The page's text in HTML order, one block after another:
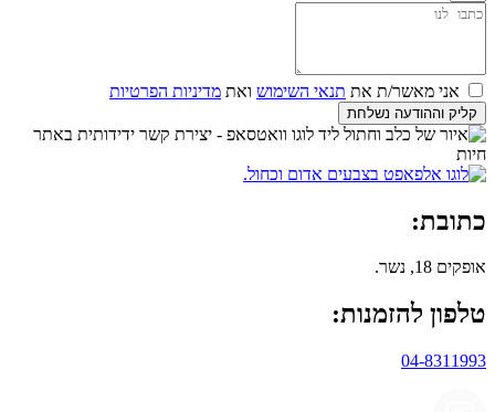
אני מאשר/ת את תנאי השימוש ואת מדיניות הפרטיות
קליק וההודעה נשלחת
כתובת:
אופקים 18, נשר.
טלפון להזמנות:
04-8311993